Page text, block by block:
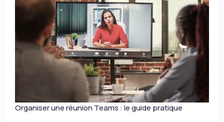
Organiser une réunion Teams : le guide pratique